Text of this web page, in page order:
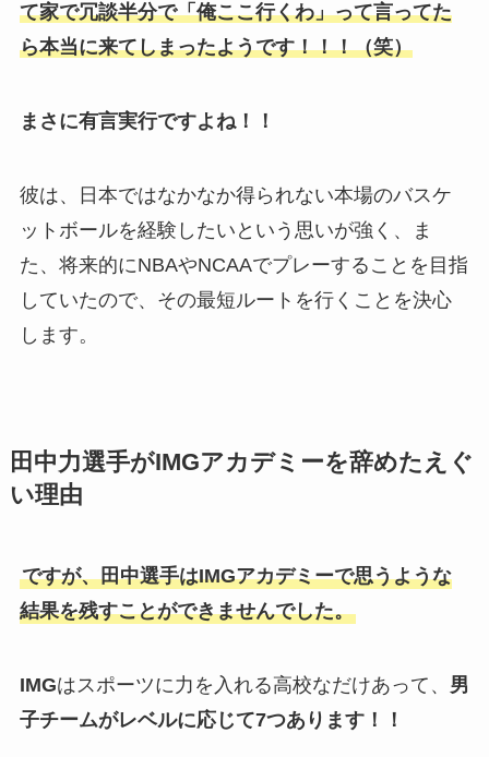
て家で冗談半分で「俺ここ行くわ」って言ってた
ら本当に来てしまったようです！！！（笑）
まさに有言実行ですよね！！
彼は、日本ではなかなか得られない本場のバスケ
ットボールを経験したいという思いが強く、ま
た、将来的にNBAやNCAAでプレーすることを目指
していたので、その最短ルートを行くことを決心
します。
田中力選手がIMGアカデミーを辞めたえぐ
い理由
ですが、田中選手はIMGアカデミーで思うような
結果を残すことができませんでした。
IMGはスポーツに力を入れる高校なだけあって、 男
子チームがレベルに応じて7つあります！！